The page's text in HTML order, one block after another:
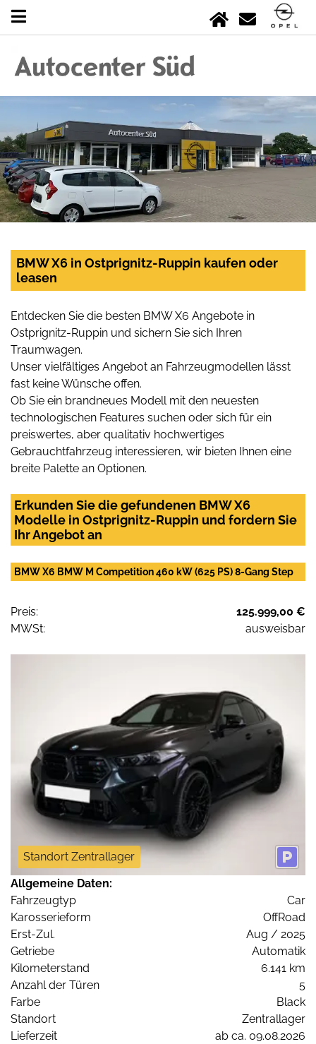
BMW X6 in Ostprignitz-Ruppin kaufen oder
leasen
Entdecken Sie die besten BMW X6 Angebote in
Ostprignitz-Ruppin und sichern Sie sich Ihren
Traumwagen.
Unser vielfältiges Angebot an Fahrzeugmodellen lässt
fast keine Wünsche offen.
Ob Sie ein brandneues Modell mit den neuesten
technologischen Features suchen oder sich für ein
preiswertes, aber qualitativ hochwertiges
Gebrauchtfahrzeug interessieren, wir bieten Ihnen eine
breite Palette an Optionen.
Erkunden Sie die gefundenen BMW X6
Modelle in Ostprignitz-Ruppin und fordern Sie
Ihr Angebot an
BMW X6 BMW M Competition 460 kW (625 PS) 8-Gang Step
Preis:
125.999,00 €
MWSt:
ausweisbar
Standort Zentrallager
Allgemeine Daten:
Fahrzeugtyp
Car
Karosserieform
OffRoad
Erst-Zul.
Aug / 2025
Getriebe
Automatik
Kilometerstand
6.141 km
Anzahl der Türen
5
Farbe
Black
Standort
Zentrallager
Lieferzeit
ab ca. 09.08.2026